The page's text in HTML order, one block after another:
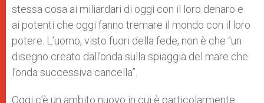
stessa cosa ai miliardari di oggi con il loro denaro e
ai potenti che oggi fanno tremare il mondo con il loro
potere. L’uomo, visto fuori della fede, non è che “un
disegno creato dall’onda sulla spiaggia del mare che
l’onda successiva cancella”.
Oggi c’è un ambito nuovo in cui è particolarmente